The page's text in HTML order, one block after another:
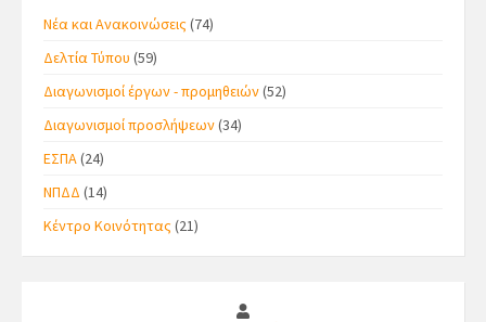
Νέα και Ανακοινώσεις(74)
Δελτία Τύπου (59)
Διαγωνισμοί έργων - προμηθειών(52)
Διαγωνισμοί προσλήψεων(34)
ΕΣΠΑ(24)
ΝΠΔΔ (14)
Κέντρο Κοινότητας(21)